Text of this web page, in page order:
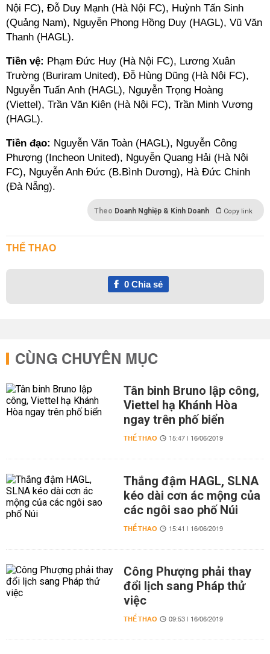
Nội FC), Đỗ Duy Mạnh (Hà Nội FC), Huỳnh Tấn Sinh
(Quảng Nam), Nguyễn Phong Hồng Duy (HAGL), Vũ Văn
Thanh (HAGL).
Tiền vệ: Phạm Đức Huy (Hà Nội FC), Lương Xuân
Trường (Buriram United), Đỗ Hùng Dũng (Hà Nội FC),
Nguyễn Tuấn Anh (HAGL), Nguyễn Trọng Hoàng
(Viettel), Trần Văn Kiên (Hà Nội FC), Trần Minh Vương
(HAGL).
Tiền đạo: Nguyễn Văn Toàn (HAGL), Nguyễn Công
Phượng (Incheon United), Nguyễn Quang Hải (Hà Nội
FC), Nguyễn Anh Đức (B.Bình Dương), Hà Đức Chinh
(Đà Nẵng).
Theo Doanh Nghiệp & Kinh Doanh Copy link
THỂ THAO
0Chia sẻ
CÙNG CHUYÊN MỤC
Tân binh Bruno lập công,
Viettel hạ Khánh Hòa
ngay trên phố biển
THỂ THAO 15:47 | 16/06/2019
Thắng đậm HAGL, SLNA
kéo dài cơn ác mộng của
các ngôi sao phố Núi
THỂ THAO 15:41 | 16/06/2019
Công Phượng phải thay
đổi lịch sang Pháp thử
việc
THỂ THAO 09:53 | 16/06/2019